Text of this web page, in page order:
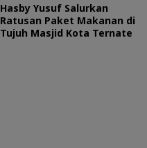
Hasby Yusuf Salurkan
Ratusan Paket Makanan di
Tujuh Masjid Kota Ternate